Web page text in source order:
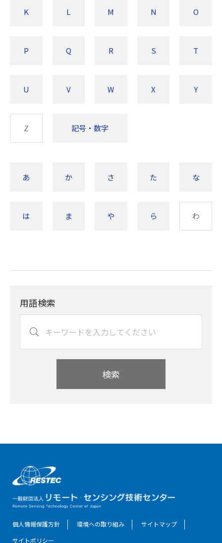
K L M N O
P Q R S T
U V W X Y
Z 記号・数字
あ か さ た な
は ま や ら わ
用語検索
検索
個人情報保護方針 環境への取り組み
サイトマップ
サイトポリシー